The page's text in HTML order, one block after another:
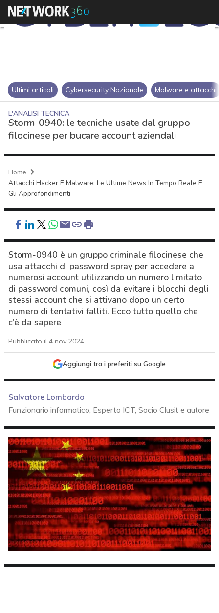
Ultimi articoli Cybersecurity Nazionale Malware e attacchi
L'ANALISI TECNICA
Storm-0940: le tecniche usate dal gruppo
filocinese per bucare account aziendali
Home
Attacchi Hacker E Malware: Le Ultime News In Tempo Reale E
Gli Approfondimenti
Storm-0940 è un gruppo criminale filocinese che
usa attacchi di password spray per accedere a
numerosi account utilizzando un numero limitato
di password comuni, così da evitare i blocchi degli
stessi account che si attivano dopo un certo
numero di tentativi falliti. Ecco tutto quello che
c’è da sapere
Pubblicato il 4 nov 2024
Aggiungi tra i preferiti su Google
Salvatore Lombardo
Funzionario informatico, Esperto ICT, Socio Clusit e autore